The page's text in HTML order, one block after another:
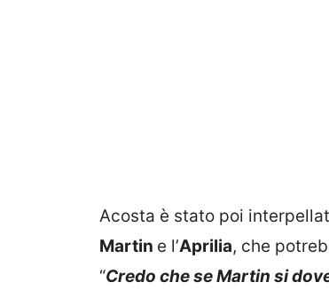
Acosta è stato poi
Martin e l’Aprilia, che
“Credo che se Martin si